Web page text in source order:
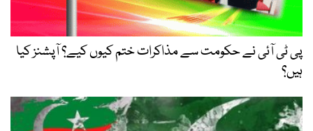
پی ٹی آئی نے حکومت سے مذاکرات ختم کیوں کیے؟ آپشنز کیا
ہیں؟